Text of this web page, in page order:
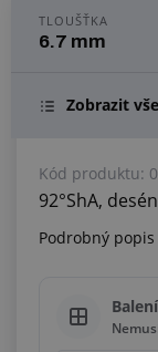
TLOUŠŤKA
6.7 mm
Zobrazit
Kód produktu:
92°ShA,
Podrobný popis